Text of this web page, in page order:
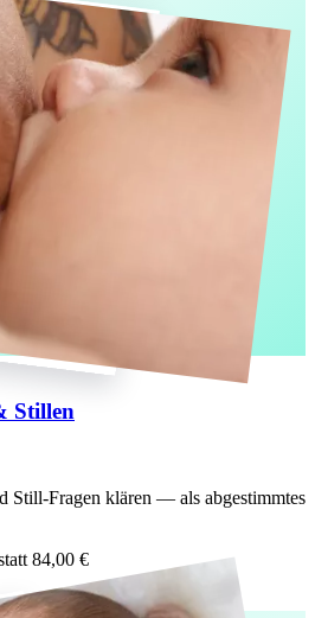
Stillen
Still-Fragen klären — als abgestimmtes
84,00 €